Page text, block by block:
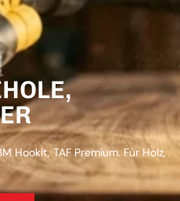
Hookit, TAF Premium. Für Holz,